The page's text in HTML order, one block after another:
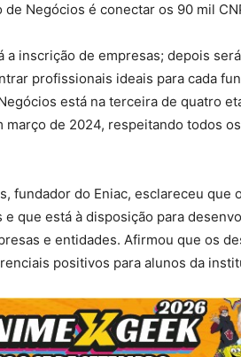
de Negócios é conectar os 90 mil
a inscrição de empresas; depois
profissionais ideais para cada
está na terceira de quatro
março de 2024, respeitando todos
fundador do Eniac, esclareceu que
que está à disposição para
e entidades. Afirmou que os
positivos para alunos da